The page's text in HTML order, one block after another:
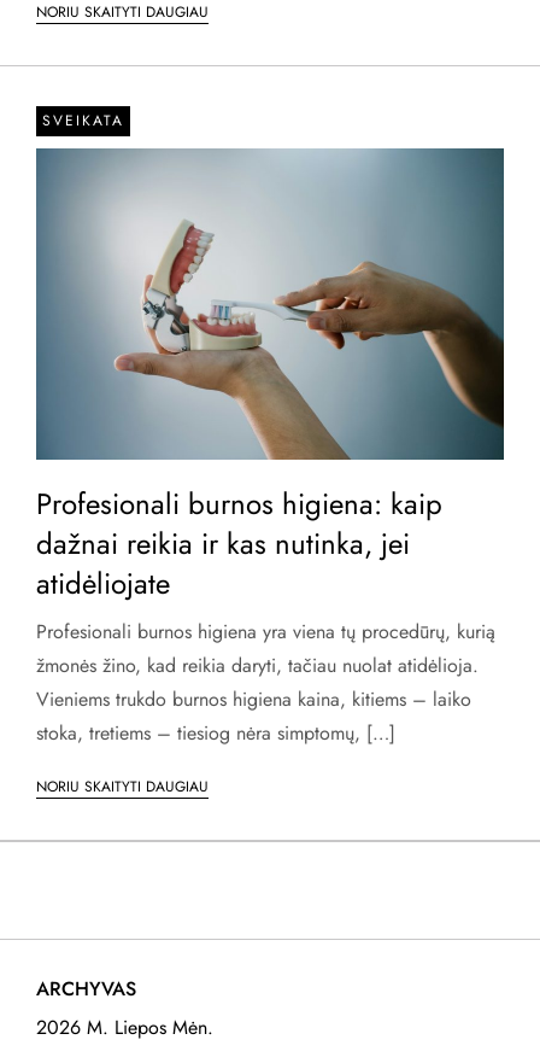
NORIU SKAITYTI DAUGIAU
SVEIKATA
Profesionali burnos higiena: kaip
dažnai reikia ir kas nutinka, jei
atidėliojate
Profesionali burnos higiena yra viena tų procedūrų, kurią
žmonės žino, kad reikia daryti, tačiau nuolat atidėlioja.
Vieniems trukdo burnos higiena kaina, kitiems – laiko
stoka, tretiems – tiesiog nėra simptomų, […]
NORIU SKAITYTI DAUGIAU
ARCHYVAS
2026 M. Liepos Mėn.